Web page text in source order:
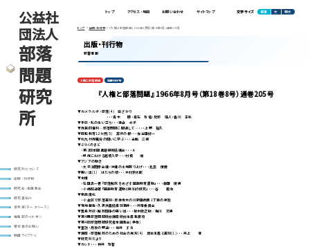
公益社
団法人
部落
問題
研究
所
研究所について
出版・刊行物
研究会・全国集会
研究者紹介
資料室(データベース)
編集部のイチオシ
寄付金のお願い
動画ライブラリ
トップ アクセス・地図 お問い合わせ サイトマップ 文字サイズ 標準 大 特大
トップ 出版・刊行物 『人権と部落問題』 1966年8月号（第18巻8号）通巻205号
出版・刊行物
新着情報
人権と部落問題 定期刊行物
『人権と部落問題』 1966年8月号（第18巻8号）通巻205号
▼カメラ･ルポ・部落(4) 日ざかり
・・・青木 勝・青石 有信・及部 靖人・香川 正紘
▼手記・私の生い立ち・・・津山 永子
▼市民的権利―部落問題に関連して―・・・上野 裕久
▼同和教育12か月(5) 非行の根・・・佐古田好一
▼北九州市職労の闘いに学ぶ・・・古館 三徳
▼ぶらくのまど
・第2回全国進路保障協議会・・・Ｋ
・堺市における越境入学・・・村橋 端
▼アジアの動き
・太平洋閣僚会議・沖繩の土地取り上げ・・・比嘉 俊爾
▼思い出(1) はたちの頃・・・木村京太郎
▼本棚
・石田真一著『部落解放をめざす国民教育運動』・・・森田 俊男
・小嶋昭道著『国民教育運動と教科の研究』・・・谷 義治
▼東西南北
・小倉区で部落差別・草津市木の川新田西町1丁目の実態
▼現地報告・久美浜農協差別事件・・・対策委員会
▼異色対談・解放闘争の思い出・・・植木徹之助／梅川 文男
▼第4期部落問題研修講座研修生募集要項
▼第4回部落問題研究者全国集会(予告)
▼童話・月夜の野道・・・住井 すゑ
▼講座・部落解放のための社会の見方(4) 資本主義と差別(1)・・・井上 清
▼研究所だより
▼カット・・・桝井 啓智